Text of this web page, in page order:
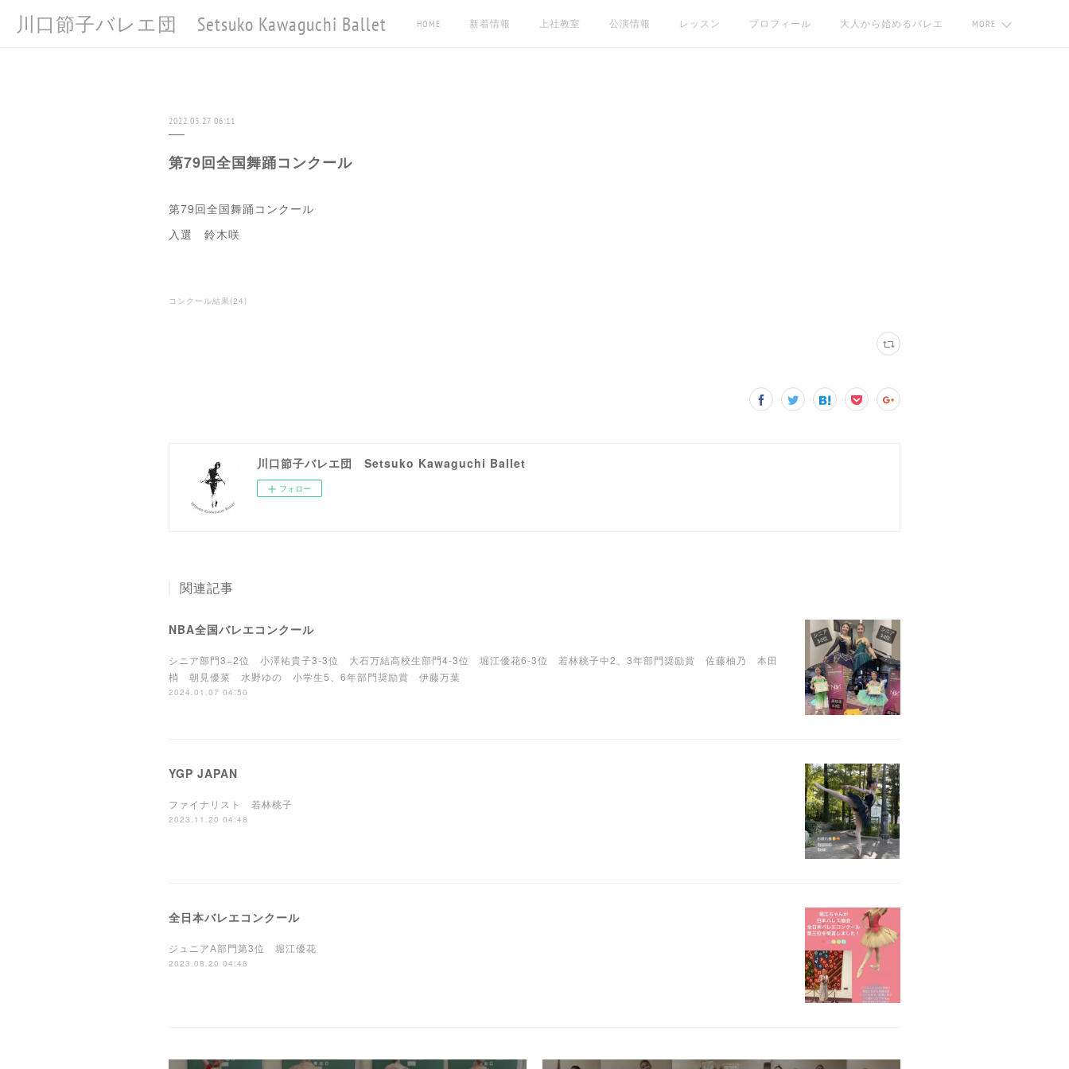
川口節子バレエ団 Setsuko Kawaguchi Ballet HOME 新着情報 上社教室 公演情報 レッスン プロフィール 大人から始めるバレエ MORE
2022.03.27 06:11
第79回全国舞踊コンクール
第79回全国舞踊コンクール
入選 鈴木咲
コンクール結果 (24)
川口節子バレエ団 Setsuko Kawaguchi Ballet
フォロー
関連記事
NBA全国バレエコンクール
シニア部門3−2位 小澤祐貴子3-3位 大石万結高校生部門4-3位 堀江優花6-3位 若林桃子中2、3年部門奨励賞 佐藤柚乃 本田
梢 朝見優菜 水野ゆの 小学生5、6年部門奨励賞 伊藤万葉
2024.01.07 04:50
YGP JAPAN
ファイナリスト 若林桃子
2023.11.20 04:48
全日本バレエコンクール
ジュニアA部門第3位 堀江優花
2023.08.20 04:48